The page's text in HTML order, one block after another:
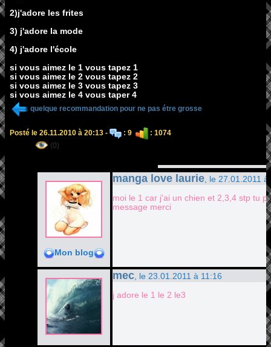
2)j'adore les frites
3) j'adore la mode
4) j'adore l'école
si vous aimez le 1 vous tapez 1
si vous aimez le 2 vous tapez 2
si vous aimez le 3 vous tapez 3
si vous aimez le 4 vous taper 4
quelque recommandation pour ne pas étre grosse
Posté le 26.11.2010 à 20:13 - : 9
: 1074
(0)
Mon blog
manga love laurie , le 27.01.2011
moi le 1 car j'ai un chien et 2,3,4 stp tu
message merci
mec , le 23.01.2011 à 11:16
j adore le 1 le 2 le3